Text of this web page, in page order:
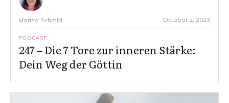
Marisa Schmid Oktober 2, 2023
PODCAST
247 – Die 7 Tore zur inneren Stärke:
Dein Weg der Göttin